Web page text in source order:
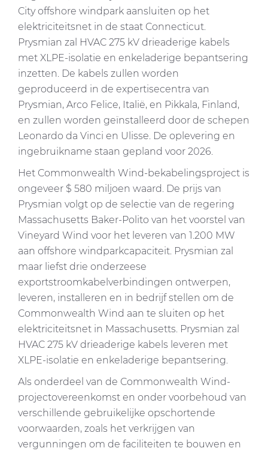
City offshore windpark aansluiten op het
elektriciteitsnet in de staat Connecticut.
Prysmian zal HVAC 275 kV drieaderige kabels
met XLPE-isolatie en enkeladerige bepantsering
inzetten. De kabels zullen worden
geproduceerd in de expertisecentra van
Prysmian, Arco Felice, Italië, en Pikkala, Finland,
en zullen worden geïnstalleerd door de schepen
Leonardo da Vinci en Ulisse. De oplevering en
ingebruikname staan gepland voor 2026.
Het Commonwealth Wind-bekabelingsproject is
ongeveer $ 580 miljoen waard. De prijs van
Prysmian volgt op de selectie van de regering
Massachusetts Baker-Polito van het voorstel van
Vineyard Wind voor het leveren van 1.200 MW
aan offshore windparkcapaciteit. Prysmian zal
maar liefst drie onderzeese
exportstroomkabelverbindingen ontwerpen,
leveren, installeren en in bedrijf stellen om de
Commonwealth Wind aan te sluiten op het
elektriciteitsnet in Massachusetts. Prysmian zal
HVAC 275 kV drieaderige kabels leveren met
XLPE-isolatie en enkeladerige bepantsering.
Als onderdeel van de Commonwealth Wind-
projectovereenkomst en onder voorbehoud van
verschillende gebruikelijke opschortende
voorwaarden, zoals het verkrijgen van
vergunningen om de faciliteiten te bouwen en